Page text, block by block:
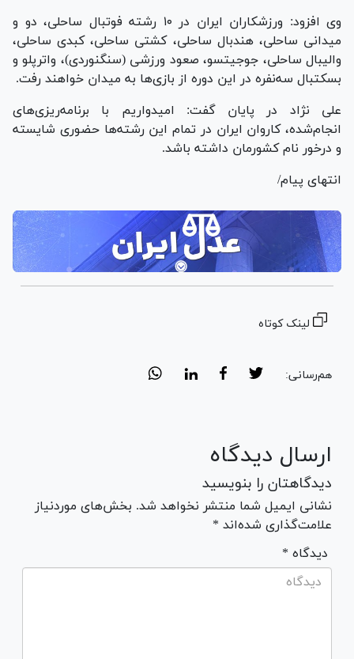
وی افزود: ورزشکاران ایران در ۱۰ رشته فوتبال ساحلی، دو و
میدانی ساحلی، هندبال ساحلی، کشتی ساحلی، کبدی ساحلی،
والیبال ساحلی، جوجیتسو، صعود ورزشی (سنگنوردی)، واترپلو و
بسکتبال سه‌نفره در این دوره از بازی‌ها به میدان خواهند رفت.
علی نژاد در پایان گفت: امیدواریم با برنامه‌ریزی‌های
انجام‌شده، کاروان ایران در تمام این رشته‌ها حضوری شایسته
و درخور نام کشورمان داشته باشد.
انتهای پیام/
لینک کوتاه
هم‌رسانی:
ارسال دیدگاه
دیدگاهتان را بنویسید
نشانی ایمیل شما منتشر نخواهد شد. بخش‌های موردنیاز
علامت‌گذاری شده‌اند *
* دیدگاه